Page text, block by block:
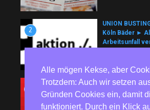
2
UNION
Köln Bäder ►
Arbeitsunfall
Umfrage: Acht
einem
Alle mögen Kekse, aber
Trotzdem: Auch wir setzen
Gründen Cookies ein, damit
funktioniert. Durch ein Klick